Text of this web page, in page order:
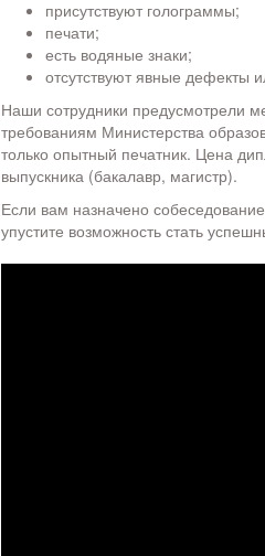
присутствуют голограммы;
печати;
есть водяные знаки;
отсутствуют явные дефекты
Наши сотрудники предусмотрели
требованиям Министерства
только опытный печатник. Цена
выпускника (бакалавр, магистр).
Если вам назначено
упустите возможность стать